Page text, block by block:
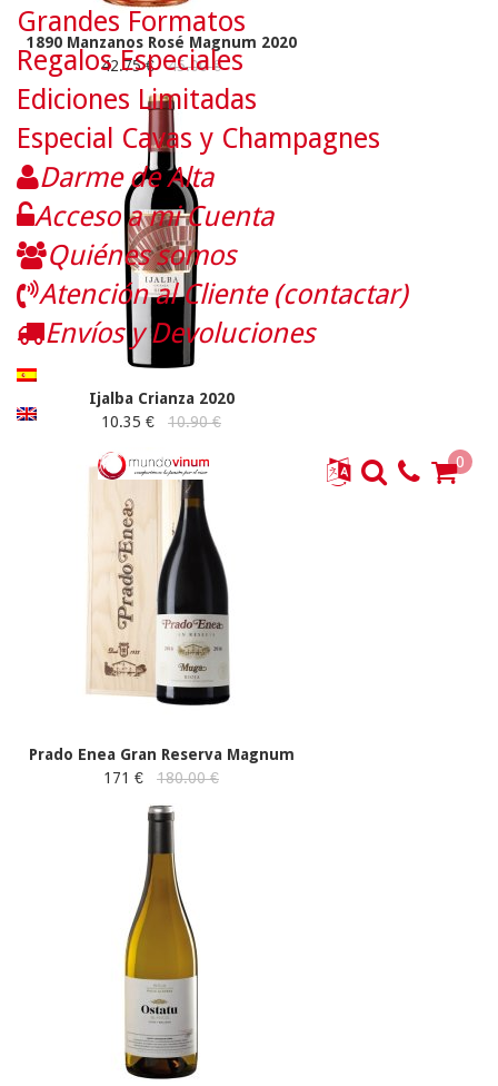
1890 Manzanos Rosé Magnum 2020
42.75 €
45.00 €
Ijalba Crianza 2020
10.35 €
10.90 €
Prado Enea Gran Reserva Magnum
171 €
180.00 €
Grandes Formatos
Regalos Especiales
Ediciones Limitadas
Especial Cavas y Champagnes
Darme de Alta
Acceso a mi Cuenta
Quiénes somos
Atención al Cliente (contactar)
Envíos y Devoluciones
0